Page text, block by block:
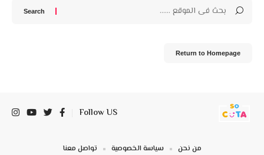
Return to Homepage
Follow US
من نحن سياسة الخصوصية تواصل معنا